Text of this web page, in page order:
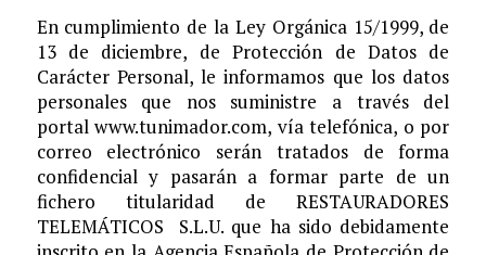
En cumplimiento de la Ley Orgánica 15/1999, de
13 de diciembre, de Protección de Datos de
Carácter Personal, le informamos que los datos
personales que nos suministre a través del
portal www.tunimador.com, vía telefónica, o por
correo electrónico serán tratados de forma
confidencial y pasarán a formar parte de un
fichero titularidad de RESTAURADORES
TELEMÁTICOS S.L.U. que ha sido debidamente